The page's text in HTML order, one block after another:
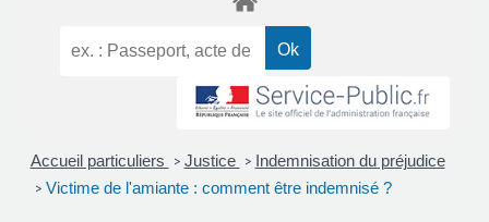
Accueil particuliers > Justice > Indemnisation du préjudice
> Victime de l'amiante : comment être indemnisé ?